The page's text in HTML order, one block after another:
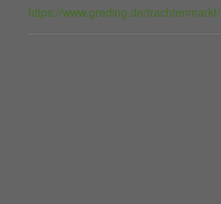
https://www.greding.de/trachtenmarkt/